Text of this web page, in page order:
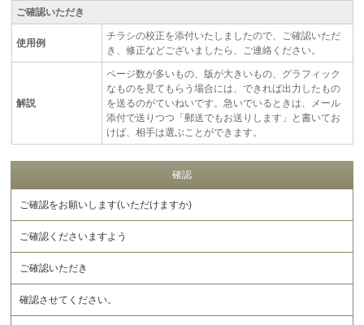
ご確認いただき
使用例
チラシの校正を添付いたしましたので、ご確認いただ
き、修正などございましたら、ご連絡ください。
解説
ページ数が多いもの、版が大きいもの、グラフィック
なものを見てもらう場合には、できれば出力したもの
を送るのがていねいです。急いでいるときは、メール
添付で送りつつ「郵送でもお送りします」と書いてお
けば、相手は選ぶことができます。
確認
ご確認をお願いします(いただけますか)
ご確認くださいますよう
ご確認いただき
確認させてください。